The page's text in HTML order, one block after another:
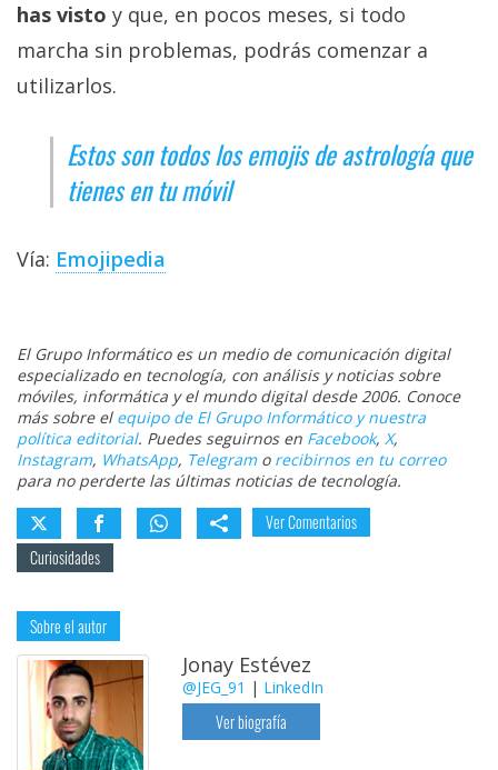
has visto y que, en pocos meses, si todo
marcha sin problemas, podrás comenzar a
utilizarlos.
Estos son todos los emojis de astrología que
tienes en tu móvil
Vía: Emojipedia
El Grupo Informático es un medio de comunicación digital
especializado en tecnología, con análisis y noticias sobre
móviles, informática y el mundo digital desde 2006. Conoce
más sobre el equipo de El Grupo Informático y nuestra
política editorial. Puedes seguirnos en Facebook, X,
Instagram, WhatsApp, Telegramo recibirnos en tu correo
para no perderte las últimas noticias de tecnología.
Ver Comentarios
Curiosidades
Sobre el autor
Jonay Estévez
@JEG_91 | LinkedIn
Ver biografía